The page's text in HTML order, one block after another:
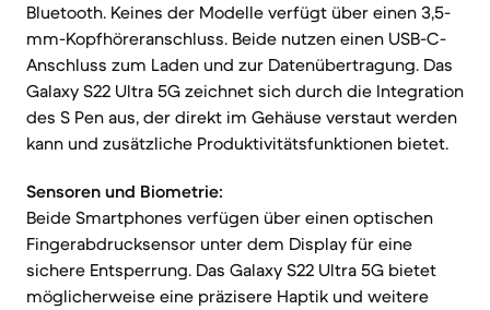
Bluetooth. Keines der Modelle verfügt über einen 3,5-
mm-Kopfhöreranschluss. Beide nutzen einen USB-C-
Anschluss zum Laden und zur Datenübertragung. Das
Galaxy S22 Ultra 5G zeichnet sich durch die Integration
des S Pen aus, der direkt im Gehäuse verstaut werden
kann und zusätzliche Produktivitätsfunktionen bietet.
Sensoren und Biometrie:
Beide Smartphones verfügen über einen optischen
Fingerabdrucksensor unter dem Display für eine
sichere Entsperrung. Das Galaxy S22 Ultra 5G bietet
möglicherweise eine präzisere Haptik und weitere